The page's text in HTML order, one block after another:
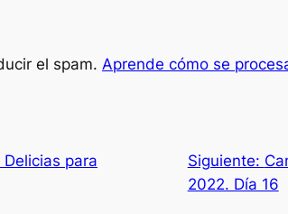
el spam. Aprende cómo se
Delicias para
Siguiente:
2022. Día 16